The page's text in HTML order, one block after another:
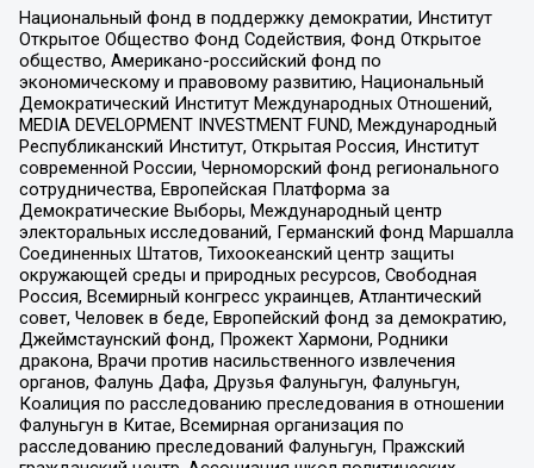
Национальный фонд в поддержку демократии, Институт
Открытое Общество Фонд Содействия, Фонд Открытое
общество, Американо-российский фонд по
экономическому и правовому развитию, Национальный
Демократический Институт Международных Отношений,
MEDIA DEVELOPMENT INVESTMENT FUND, Международный
Республиканский Институт, Открытая Россия, Институт
современной России, Черноморский фонд регионального
сотрудничества, Европейская Платформа за
Демократические Выборы, Международный центр
электоральных исследований, Германский фонд Маршалла
Соединенных Штатов, Тихоокеанский центр защиты
окружающей среды и природных ресурсов, Свободная
Россия, Всемирный конгресс украинцев, Атлантический
совет, Человек в беде, Европейский фонд за демократию,
Джеймстаунский фонд, Прожект Хармони, Родники
дракона, Врачи против насильственного извлечения
органов, Фалунь Дафа, Друзья Фалуньгун, Фалуньгун,
Коалиция по расследованию преследования в отношении
Фалуньгун в Китае, Всемирная организация по
расследованию преследований Фалуньгун, Пражский